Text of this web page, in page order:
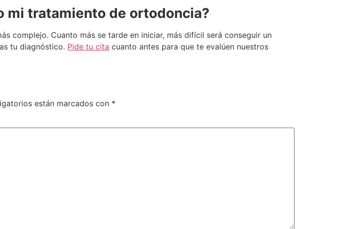
mi tratamiento de ortodoncia?
complejo. Cuanto más se tarde en iniciar, más difícil será conseguir un
tu diagnóstico. Pide tu cita cuanto antes para que te evalúen nuestros
están marcados con *